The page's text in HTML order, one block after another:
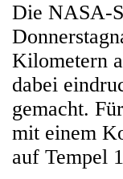
Die NASA-
Kilometern
dabei
gemacht.
mit einem
auf Tempel